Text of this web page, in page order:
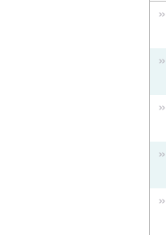
»
»
»
»
»